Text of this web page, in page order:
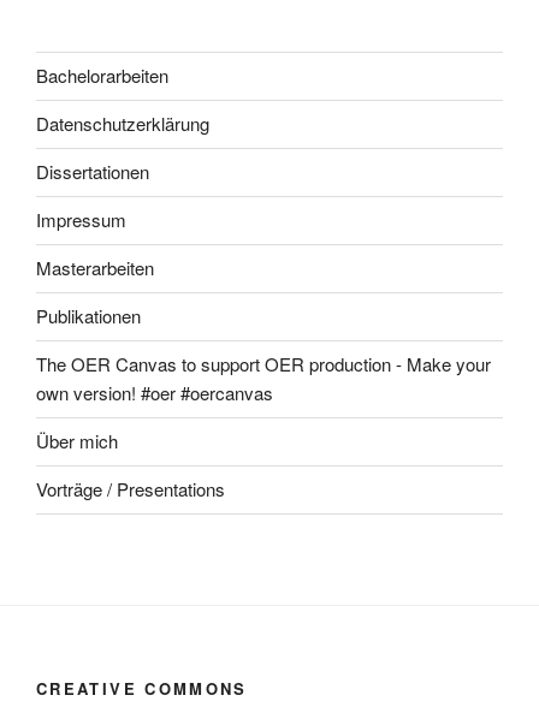
Bachelorarbeiten
Datenschutzerklärung
Dissertationen
Impressum
Masterarbeiten
Publikationen
The OER Canvas to support OER production - Make your
own version! #oer #oercanvas
Über mich
Vorträge / Presentations
CREATIVE COMMONS